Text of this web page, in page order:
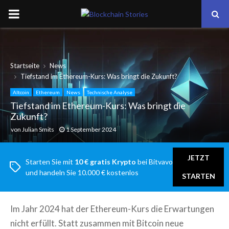
PRIMARY
Startseite
News
Tiefstand im Ethereum-Kurs: Was bringt die Zukunft?
Altcoin Ethereum News Technische Analyse
Tiefstand im Ethereum-Kurs: Was bringt die
Zukunft?
von Julian Smits 1 September 2024
Starten Sie mit 10 € gratis Krypto bei Bitvavo
und handeln Sie 10.000 € kostenlos
JETZT
STARTEN
Im Jahr 2024 hat der Ethereum-Kurs die Erwartungen
nicht erfüllt. Statt zusammen mit Bitcoin neue